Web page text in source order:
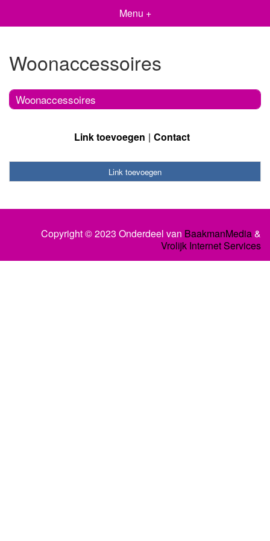
Menu +
Woonaccessoires
Woonaccessoires
Link toevoegen Contact
Link toevoegen
Copyright © 2023 Onderdeel van BaakmanMedia&
Vrolijk Internet Services